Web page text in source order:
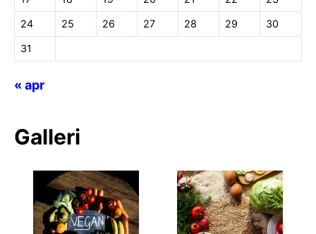
24 25 26 27 28 29 30
31
« apr
Galleri